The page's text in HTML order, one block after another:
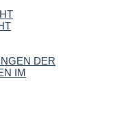
DER
IM